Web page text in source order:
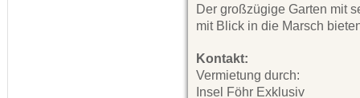
Der großzügige Garten mit
mit Blick in die Marsch
Kontakt:
Vermietung durch:
Insel Föhr Exklusiv